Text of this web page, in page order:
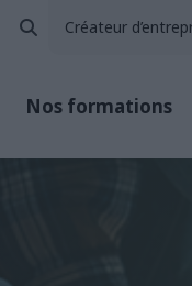
Créateur
Nos formations